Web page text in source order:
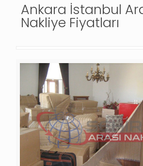
Ankara İstanbul
Nakliye Fiyatları